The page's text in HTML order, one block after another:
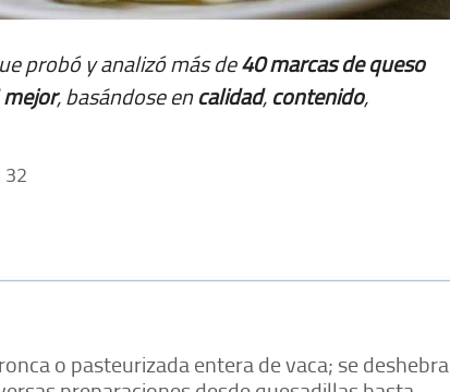
probó y analizó más de40 marcas de queso
mejor, basándose encalidad, contenido,
32
o pasteurizada entera de vaca; se deshebra